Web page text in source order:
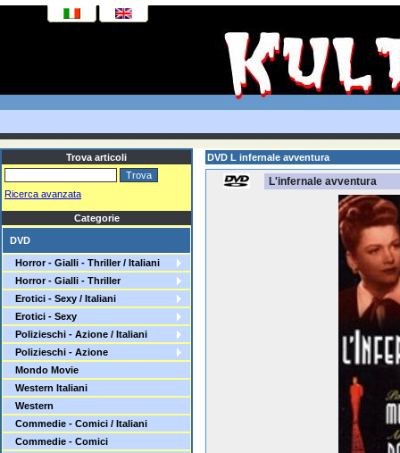
Trova articoli
Ricerca avanzata
Categorie
DVD
Horror - Gialli - Thriller / Italiani
Horror - Gialli - Thriller
Erotici - Sexy / Italiani
Erotici - Sexy
Polizieschi - Azione / Italiani
Polizieschi - Azione
Mondo Movie
Western Italiani
Western
Commedie - Comici / Italiani
Commedie - Comici
DVD L infernale avventura
L'infernale avventura